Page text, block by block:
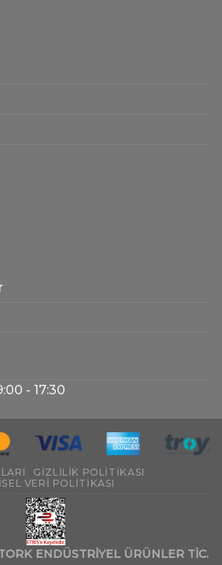
- 17:30
GIZLILIK POLITIKASI
VERI POLITIKASI
ENDÜSTRİYEL ÜRÜNLER TİC.